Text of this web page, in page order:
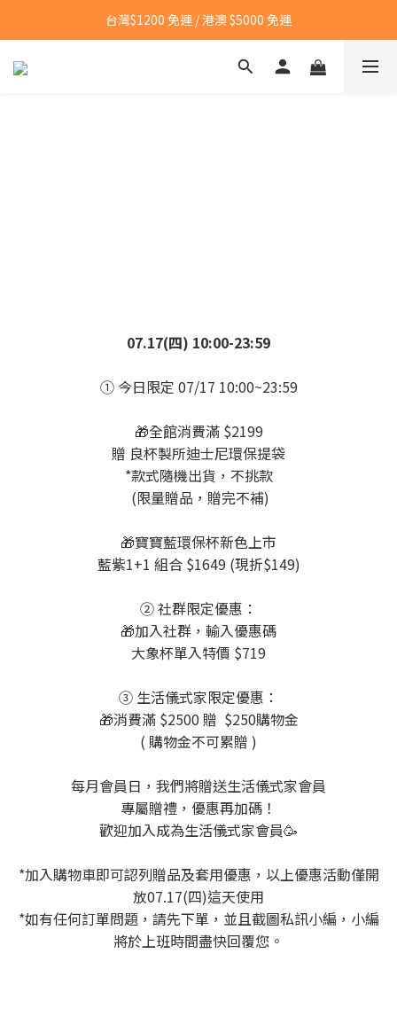
台灣$1200 免運 / 港澳 $5000 免運
台灣$1200 免運 / 港澳 $5000 免運
【點我👉】加入LINE，立即領取首購優惠碼
07.17(四) 10:00-23:59
① 今日限定 07/17 10:00~23:59
🎁全館消費滿 $2199
贈 良杯製所迪士尼環保提袋
*款式隨機出貨，不挑款
(限量贈品，贈完不補)
🎁寶寶藍環保杯新色上市
藍紫1+1 組合 $1649 (現折$149)
② 社群限定優惠：
🎁加入社群，輸入優惠碼
大象杯單入特價 $719
③ 生活儀式家限定優惠：
🎁消費滿 $2500 贈 $250購物金
( 購物金不可累贈 )
每月會員日，我們將贈送生活儀式家會員
專屬贈禮，優惠再加碼！
歡迎加入成為生活儀式家會員🥳
*加入購物車即可認列贈品及套用優惠，以上優惠活動僅開
放07.17(四)這天使用
*如有任何訂單問題，請先下單，並且截圖私訊小編，小編
將於上班時間盡快回覆您。